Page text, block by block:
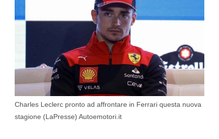
Charles Leclerc pronto ad affrontare in Ferrari questa nuova
stagione (LaPresse) Autoemotori.it